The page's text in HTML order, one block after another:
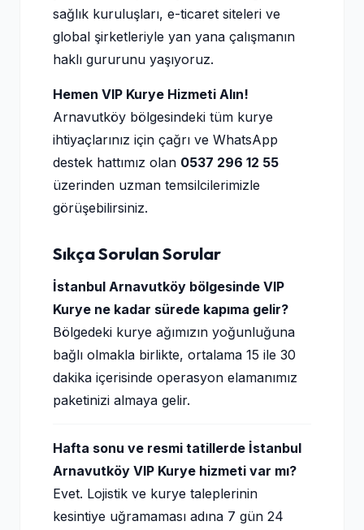
sağlık kuruluşları, e-ticaret siteleri ve
global şirketleriyle yan yana çalışmanın
haklı gururunu yaşıyoruz.
Hemen VIP Kurye Hizmeti Alın!
Arnavutköy bölgesindeki tüm kurye
ihtiyaçlarınız için çağrı ve WhatsApp
destek hattımız olan 0537 296 12 55
üzerinden uzman temsilcilerimizle
görüşebilirsiniz.
Sıkça Sorulan Sorular
İstanbul Arnavutköy bölgesinde VIP
Kurye ne kadar sürede kapıma gelir?
Bölgedeki kurye ağımızın yoğunluğuna
bağlı olmakla birlikte, ortalama 15 ile 30
dakika içerisinde operasyon elamanımız
paketinizi almaya gelir.
Hafta sonu ve resmi tatillerde İstanbul
Arnavutköy VIP Kurye hizmeti var mı?
Evet. Lojistik ve kurye taleplerinin
kesintiye uğramaması adına 7 gün 24